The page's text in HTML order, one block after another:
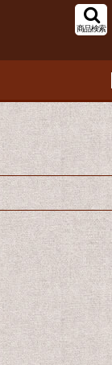
商品検索